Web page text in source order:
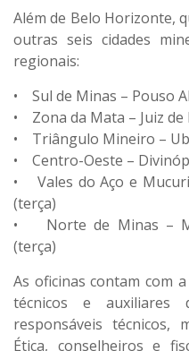
Além de Belo Horizonte,
outras seis cidades
regionais:
• Sul de Minas – Pouso
• Zona da Mata – Juiz de
• Triângulo Mineiro –
• Centro-Oeste –
• Vales do Aço e
(terça)
• Norte de Minas –
(terça)
As oficinas contam com
técnicos e auxiliares
responsáveis técnicos,
Ética, conselheiros e